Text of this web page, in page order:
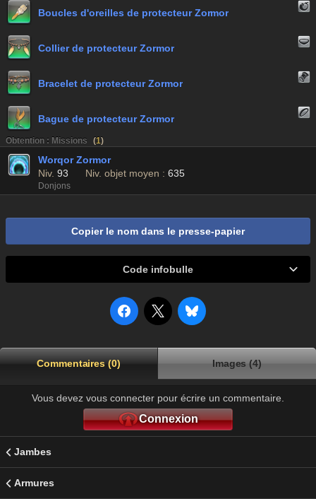
Boucles d'oreilles de protecteur Zormor
Collier de protecteur Zormor
Bracelet de protecteur Zormor
Bague de protecteur Zormor
Obtention : Missions (1)
Worqor Zormor
Niv. 93 Niv. objet moyen : 635
Donjons
Copier le nom dans le presse-papier
Code infobulle
Commentaires (0) Images (4)
Vous devez vous connecter pour écrire un commentaire.
Connexion
Jambes
Armures